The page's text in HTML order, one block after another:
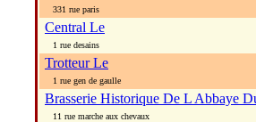
331 rue paris
Central Le
1 rue desains
Trotteur Le
1 rue gen de gaulle
Brasserie Historique De L Abbaye
11 rue marche aux chevaux